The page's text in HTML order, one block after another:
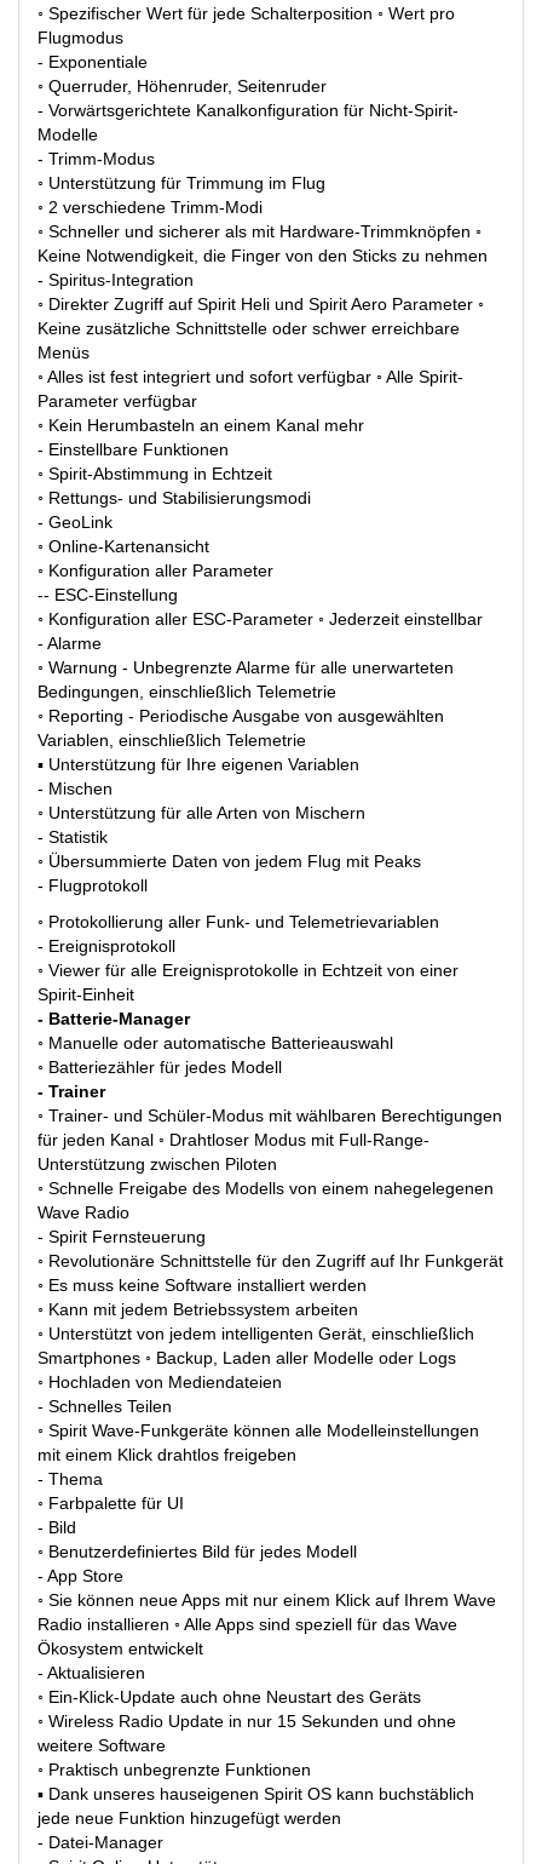
◦ Spezifischer Wert für jede Schalterposition ◦ Wert pro
Flugmodus
- Exponentiale
◦ Querruder, Höhenruder, Seitenruder
- Vorwärtsgerichtete Kanalkonfiguration für Nicht-Spirit-
Modelle
- Trimm-Modus
◦ Unterstützung für Trimmung im Flug
◦ 2 verschiedene Trimm-Modi
◦ Schneller und sicherer als mit Hardware-Trimmknöpfen ◦
Keine Notwendigkeit, die Finger von den Sticks zu nehmen
- Spiritus-Integration
◦ Direkter Zugriff auf Spirit Heli und Spirit Aero Parameter ◦
Keine zusätzliche Schnittstelle oder schwer erreichbare
Menüs
◦ Alles ist fest integriert und sofort verfügbar ◦ Alle Spirit-
Parameter verfügbar
◦ Kein Herumbasteln an einem Kanal mehr
- Einstellbare Funktionen
◦ Spirit-Abstimmung in Echtzeit
◦ Rettungs- und Stabilisierungsmodi
- GeoLink
◦ Online-Kartenansicht
◦ Konfiguration aller Parameter
-- ESC-Einstellung
◦ Konfiguration aller ESC-Parameter ◦ Jederzeit einstellbar
- Alarme
◦ Warnung - Unbegrenzte Alarme für alle unerwarteten
Bedingungen, einschließlich Telemetrie
◦ Reporting - Periodische Ausgabe von ausgewählten
Variablen, einschließlich Telemetrie
▪ Unterstützung für Ihre eigenen Variablen
- Mischen
◦ Unterstützung für alle Arten von Mischern
- Statistik
◦ Übersummierte Daten von jedem Flug mit Peaks
- Flugprotokoll
◦ Protokollierung aller Funk- und Telemetrievariablen
- Ereignisprotokoll
◦ Viewer für alle Ereignisprotokolle in Echtzeit von einer
Spirit-Einheit
- Batterie-Manager
◦ Manuelle oder automatische Batterieauswahl
◦ Batteriezähler für jedes Modell
- Trainer
◦ Trainer- und Schüler-Modus mit wählbaren Berechtigungen
für jeden Kanal ◦ Drahtloser Modus mit Full-Range-
Unterstützung zwischen Piloten
◦ Schnelle Freigabe des Modells von einem nahegelegenen
Wave Radio
- Spirit Fernsteuerung
◦ Revolutionäre Schnittstelle für den Zugriff auf Ihr Funkgerät
◦ Es muss keine Software installiert werden
◦ Kann mit jedem Betriebssystem arbeiten
◦ Unterstützt von jedem intelligenten Gerät, einschließlich
Smartphones ◦ Backup, Laden aller Modelle oder Logs
◦ Hochladen von Mediendateien
- Schnelles Teilen
◦ Spirit Wave-Funkgeräte können alle Modelleinstellungen
mit einem Klick drahtlos freigeben
- Thema
◦ Farbpalette für UI
- Bild
◦ Benutzerdefiniertes Bild für jedes Modell
- App Store
◦ Sie können neue Apps mit nur einem Klick auf Ihrem Wave
Radio installieren ◦ Alle Apps sind speziell für das Wave
Ökosystem entwickelt
- Aktualisieren
◦ Ein-Klick-Update auch ohne Neustart des Geräts
◦ Wireless Radio Update in nur 15 Sekunden und ohne
weitere Software
◦ Praktisch unbegrenzte Funktionen
▪ Dank unseres hauseigenen Spirit OS kann buchstäblich
jede neue Funktion hinzugefügt werden
- Datei-Manager